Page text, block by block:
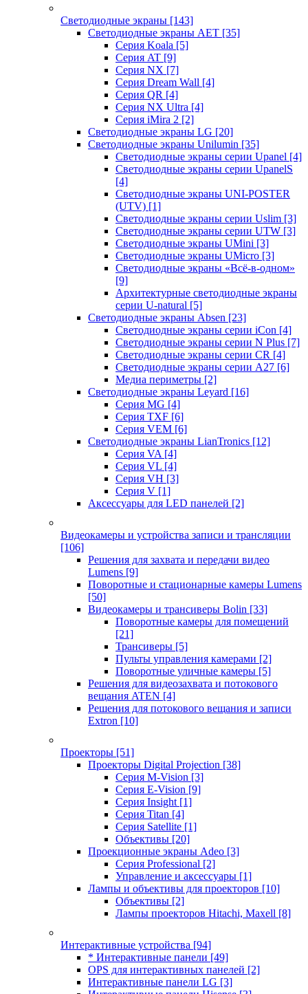
Светодиодные экраны [143]
Светодиодные экраны AET [35]
Cерия Koala [5]
Серия AT [9]
Серия NX [7]
Серия Dream Wall [4]
Серия QR [4]
Серия NX Ultra [4]
Серия iMira 2 [2]
Светодиодные экраны LG [20]
Светодиодные экраны Unilumin [35]
Светодиодные экраны серии Upanel [4]
Светодиодные экраны серии UpanelS
[4]
Светодиодные экраны UNI-POSTER
(UTV) [1]
Светодиодные экраны серии Uslim [3]
Светодиодные экраны серии UTW [3]
Светодиодные экраны UMini [3]
Светодиодные экраны UMicro [3]
Светодиодные экраны «Всё-в-одном»
[9]
Архитектурные светодиодные экраны
серии U-natural [5]
Светодиодные экраны Absen [23]
Светодиодные экраны серии iCon [4]
Светодиодные экраны серии N Plus [7]
Светодиодные экраны серии CR [4]
Светодиодные экраны серии А27 [6]
Медиа периметры [2]
Светодиодные экраны Leyard [16]
Серия MG [4]
Серия TXF [6]
Серия VEM [6]
Светодиодные экраны LianTronics [12]
Серия VA [4]
Серия VL [4]
Серия VH [3]
Серия V [1]
Аксессуары для LED панелей [2]
Видеокамеры и устройства записи и трансляции
[106]
Решения для захвата и передачи видео
Lumens [9]
Поворотные и стационарные камеры Lumens
[50]
Видеокамеры и трансиверы Bolin [33]
Поворотные камеры для помещений
[21]
Трансиверы [5]
Пульты управления камерами [2]
Поворотные уличные камеры [5]
Решения для видеозахвата и потокового
вещания ATEN [4]
Решения для потокового вещания и записи
Extron [10]
Проекторы [51]
Проекторы Digital Projection [38]
Серия M-Vision [3]
Серия E-Vision [9]
Серия Insight [1]
Серия Titan [4]
Серия Satellite [1]
Объективы [20]
Проекционные экраны Adeo [3]
Серия Professional [2]
Управление и аксессуары [1]
Лампы и объективы для проекторов [10]
Объективы [2]
Лампы проекторов Hitachi, Maxell [8]
Интерактивные устройства [94]
* Интерактивные панели [49]
OPS для интерактивных панелей [2]
Интерактивные панели LG [3]